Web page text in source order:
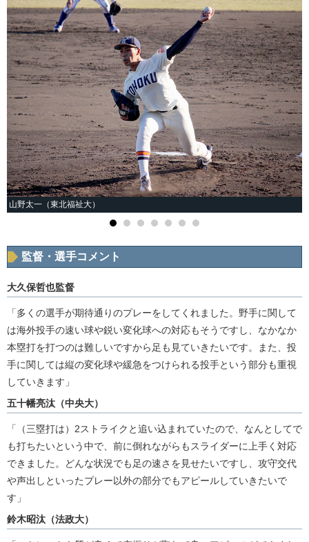
山野太一（東北福祉大）
監督・選手コメント
大久保哲也監督
「多くの選手が期待通りのプレーをしてくれました。野手に関して
は海外投手の速い球や鋭い変化球への対応もそうですし、なかなか
本塁打を打つのは難しいですから足も見ていきたいです。また、投
手に関しては縦の変化球や緩急をつけられる投手という部分も重視
していきます」
五十幡亮汰（中央大）
「（三塁打は）2ストライクと追い込まれていたので、なんとしてで
も打ちたいという中で、前に倒れながらもスライダーに上手く対応
できました。どんな状況でも足の速さを見せたいですし、攻守交代
や声出しといったプレー以外の部分でもアピールしていきたいで
す」
鈴木昭汰（法政大）